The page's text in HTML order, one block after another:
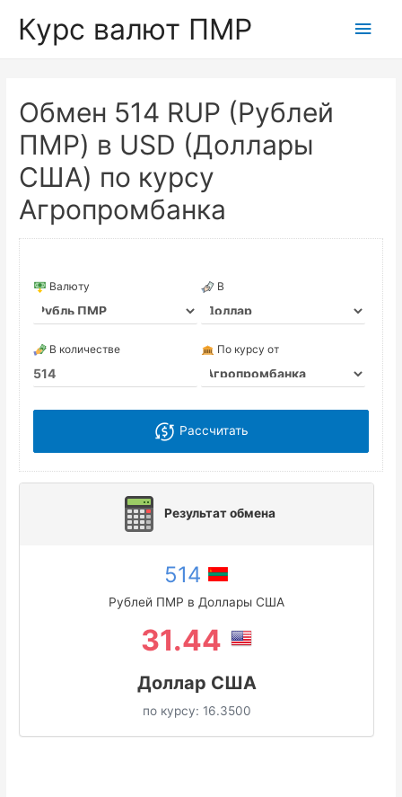
Курс валют ПМР
Обмен 514 RUP (Рублей
ПМР) в USD (Доллары
США) по курсу
Агропромбанка
Валюту В
В количестве По курсу от
Рассчитать
Результат обмена
514
Рублей ПМР в Доллары США
31.44
Доллар США
по курсу: 16.3500